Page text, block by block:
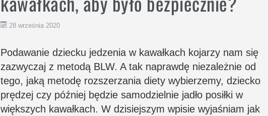
28 września 2020
Podawanie dziecku jedzenia w kawałkach kojarzy nam się
zazwyczaj z metodą BLW. A tak naprawdę niezależnie od
tego, jaką metodę rozszerzania diety wybierzemy, dziecko
prędzej czy później będzie samodzielnie jadło posiłki w
większych kawałkach. W dzisiejszym wpisie wyjaśniam jak
rozszerzaniediety.pl. Zgodę można w
chwili wycofać, a szczegóły związane z
przetwarzaniem Twoich danych
znajdziesz w polityce prywatności